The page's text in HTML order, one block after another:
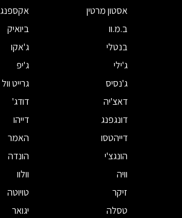
אסטון מרטין
אקספנג
ב.מ.וו
ביואיק
בנטלי
ג'אקו
ג'ילי
ג'יפ
ג'נסיס
גרייט וול
דאצ'יה
דודג'
דונגפנג
דייהו
דייהטסו
האמר
הונגצ'י
הונדה
וויה
וולוו
זיקר
טויוטה
טסלה
יגואר